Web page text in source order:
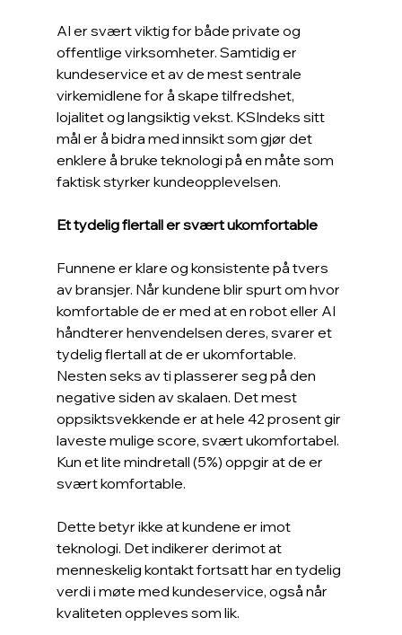
AI er svært viktig for både private og
offentlige virksomheter. Samtidig er
kundeservice et av de mest sentrale
virkemidlene for å skape tilfredshet,
lojalitet og langsiktig vekst. KSIndeks sitt
mål er å bidra med innsikt som gjør det
enklere å bruke teknologi på en måte som
faktisk styrker kundeopplevelsen.
Et tydelig flertall er svært ukomfortable
Funnene er klare og konsistente på tvers
av bransjer. Når kundene blir spurt om hvor
komfortable de er med at en robot eller AI
håndterer henvendelsen deres, svarer et
tydelig flertall at de er ukomfortable.
Nesten seks av ti plasserer seg på den
negative siden av skalaen. Det mest
oppsiktsvekkende er at hele 42 prosent gir
laveste mulige score, svært ukomfortabel.
Kun et lite mindretall (5%) oppgir at de er
svært komfortable.
Dette betyr ikke at kundene er imot
teknologi. Det indikerer derimot at
menneskelig kontakt fortsatt har en tydelig
verdi i møte med kundeservice, også når
kvaliteten oppleves som lik.